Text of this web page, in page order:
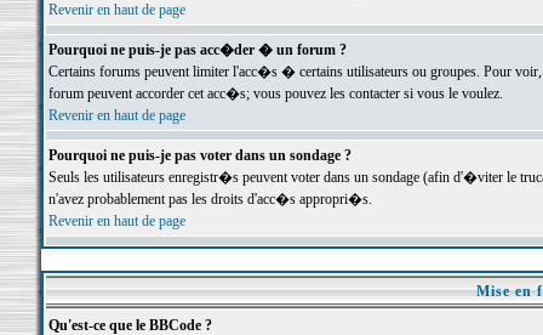
Revenir en haut de page
Pourquoi ne puis-je pas acc�der � un forum ?
Certains forums peuvent limiter l'acc�s � certains utilisateurs ou groupes. Pour
forum peuvent accorder cet acc�s; vous pouvez les contacter si vous le voulez.
Revenir en haut de page
Pourquoi ne puis-je pas voter dans un sondage ?
Seuls les utilisateurs enregistr�s peuvent voter dans un sondage (afin d'�viter le
n'avez probablement pas les droits d'acc�s appropri�s.
Revenir en haut de page
Mise en
Qu'est-ce que le BBCode ?